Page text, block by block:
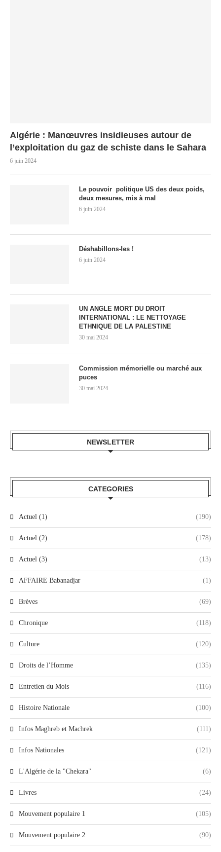
Algérie : Manœuvres insidieuses autour de
l’exploitation du gaz de schiste dans le Sahara
6 juin 2024
Le pouvoir politique US des deux poids,
deux mesures, mis à mal
6 juin 2024
Déshabillons-les !
6 juin 2024
UN ANGLE MORT DU DROIT
INTERNATIONAL : LE NETTOYAGE
ETHNIQUE DE LA PALESTINE
30 mai 2024
Commission mémorielle ou marché aux
puces
30 mai 2024
NEWSLETTER
CATEGORIES
Actuel (1) (190)
Actuel (2) (178)
Actuel (3) (13)
AFFAIRE Babanadjar (1)
Brèves (69)
Chronique (118)
Culture (120)
Droits de l’Homme (135)
Entretien du Mois (116)
Histoire Nationale (100)
Infos Maghreb et Machrek (111)
Infos Nationales (121)
L'Algérie de la "Chekara" (6)
Livres (24)
Mouvement populaire 1 (105)
Mouvement populaire 2 (90)